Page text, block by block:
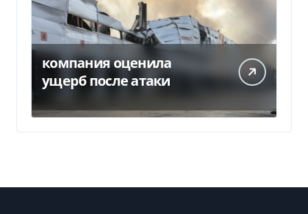
компания оценила
ущерб после атаки